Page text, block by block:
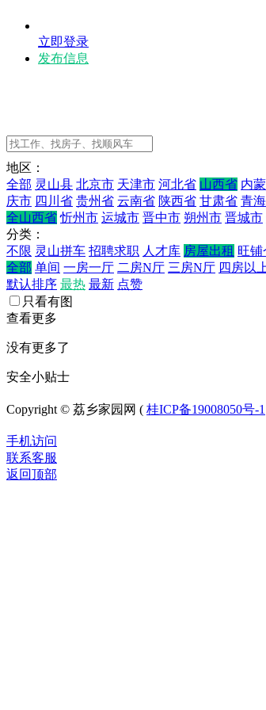
立即登录
发布信息
地区：
全部 灵山县 北京市 天津市 河北省 山西省 内
庆市 四川省 贵州省 云南省 陕西省 甘肃省 青
全山西省 忻州市 运城市 晋中市 朔州市 晋城市
分类：
不限 灵山拼车 招聘求职 人才库 房屋出租 旺铺
全部 单间 一房一厅 二房N厅 三房N厅 四房以
默认排序 最热 最新 点赞
只看有图
查看更多
没有更多了
安全小贴士
Copyright © 荔乡家园网 ( 桂ICP备19008050号-1
手机访问
联系客服
返回顶部